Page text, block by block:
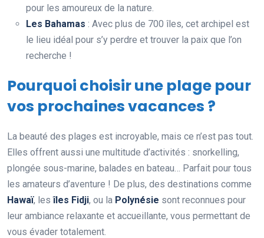
pour les amoureux de la nature.
Les Bahamas : Avec plus de 700 îles, cet archipel est
le lieu idéal pour s’y perdre et trouver la paix que l’on
recherche !
Pourquoi choisir une plage pour
vos prochaines vacances ?
La beauté des plages est incroyable, mais ce n’est pas tout.
Elles offrent aussi une multitude d’activités : snorkelling,
plongée sous-marine, balades en bateau… Parfait pour tous
les amateurs d’aventure ! De plus, des destinations comme
Hawaï, lesîles Fidji, ou la Polynésie sont reconnues pour
leur ambiance relaxante et accueillante, vous permettant de
vous évader totalement.